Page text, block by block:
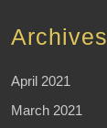
Archives
April 2021
March 2021